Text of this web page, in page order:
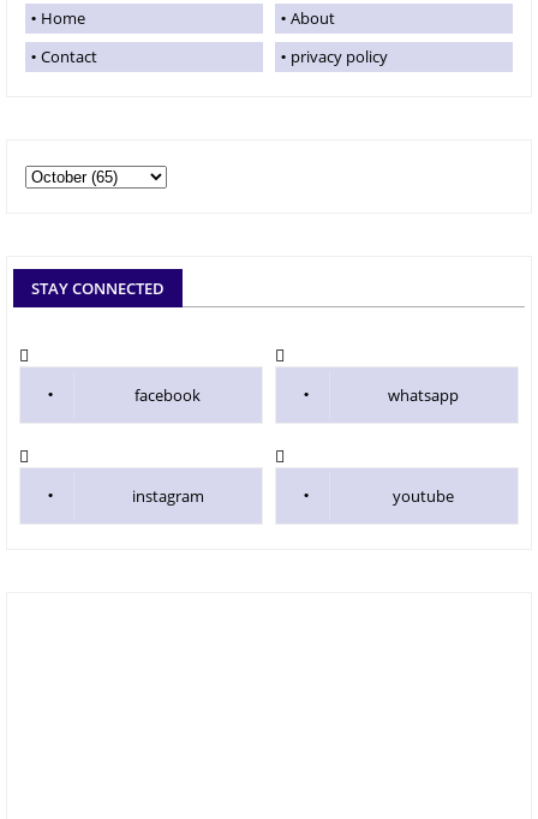
Home
About
Contact
privacy policy
STAY CONNECTED
facebook whatsapp
instagram youtube